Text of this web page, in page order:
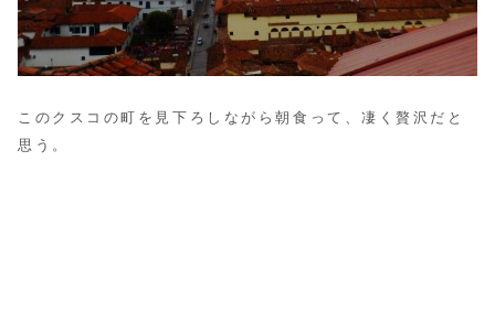
このクスコの町を見下ろしながら朝食って、凄く贅沢だと
思う。